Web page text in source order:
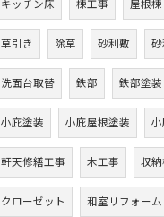
キッチン床 棟工事 屋根棟
草引き 除草 砂利敷 砂
洗面台取替 鉄部 鉄部塗装
小庇塗装 小庇屋根塗装 小
軒天修繕工事 木工事 収納
クローゼット 和室リフォーム